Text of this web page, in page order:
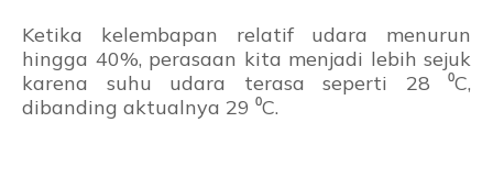
Ketika kelembapan relatif udara menurun
hingga 40%, perasaan kita menjadi lebih sejuk
karena suhu udara terasa seperti 28 ⁰C,
dibanding aktualnya 29 ⁰C.